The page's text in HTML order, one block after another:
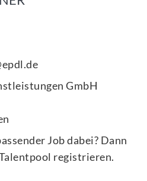
GmbH
Job dabei? Dann
registrieren.